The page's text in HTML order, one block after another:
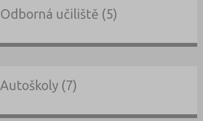
Odborná učiliště (5)
Autoškoly (7)